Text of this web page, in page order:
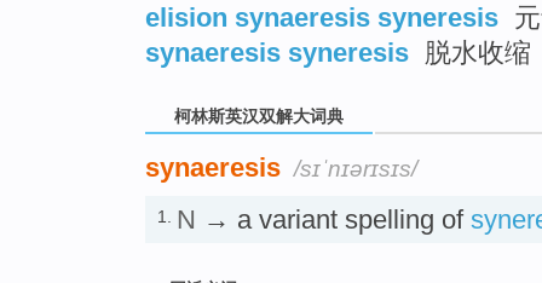
elision synaeresis syneresis
synaeresis syneresis 脱水收缩
柯林斯英汉双解大词典
synaeresis /sɪˈnɪərɪsɪs/
1. N → a variant spelling of